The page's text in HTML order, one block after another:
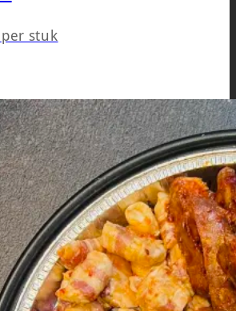
per stuk